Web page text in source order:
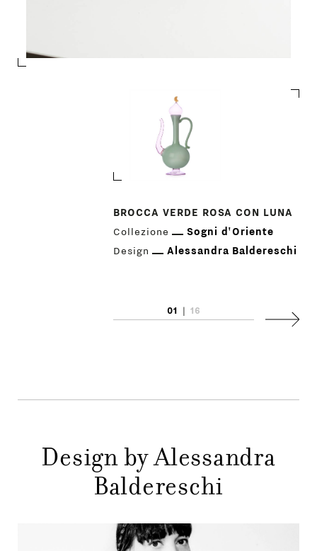
PRODOTTI
DESIGNER
AZIENDA
BROCCA VERDE ROSA CON LUNA
Collezione
Sogni d'Oriente
Design
Alessandra Baldereschi
01 | 16
Design by Alessandra
Baldereschi